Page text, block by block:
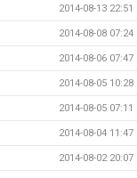
2014-08-13 22:51
2014-08-08 07:24
2014-08-06 07:47
2014-08-05 10:28
2014-08-05 07:11
2014-08-04 11:47
2014-08-02 20:07